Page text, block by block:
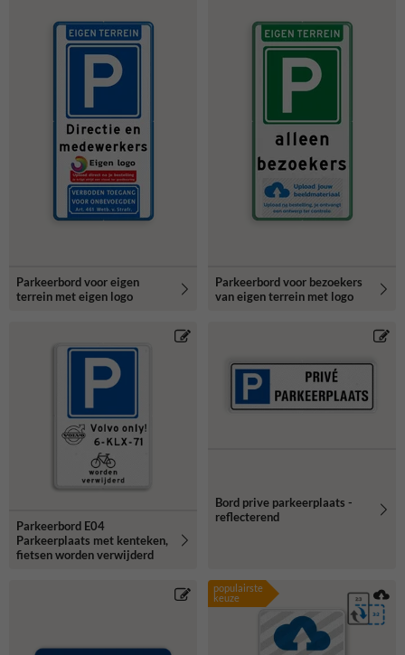
Parkeerbord voor eigen
terrein met eigen logo
Parkeerbord voor bezoekers
van eigen terrein met logo
Parkeerbord E04
Parkeerplaats met kenteken,
fietsen worden verwijderd
Bord prive parkeerplaats -
reflecterend
populairste
keuze